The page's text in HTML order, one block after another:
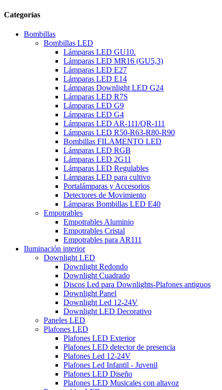
Categorías
Bombillas
Bombillas LED
Lámparas LED GU10.
Lámparas LED MR16 (GU5,3)
Lámparas LED E27
Lámparas LED E14
Lámparas Downlight LED G24
Lámparas LED R7S
Lámparas LED G9
Lámparas LED G4
Lámparas LED AR-111/QR-111
Lámparas LED R50-R63-R80-R90
Bombillas FILAMENTO LED
Lámparas LED RGB
Lámparas LED 2G11
Lámparas LED Regulables
Lámparas LED para cultivo
Portalámparas y Accesorios
Detectores de Movimiento
Lámparas Bombillas LED E40
Empotrables
Empotrables Aluminio
Empotrables Cristal
Empotrables para AR111
Iluminación interior
Downlight LED
Downlight Redondo
Downlight Cuadrado
Discos Led para Downlights-Plafones antiguos
Downlight Panel
Downlight Led 12-24V
Downlight LED Decorativo
Paneles LED
Plafones LED
Plafones LED Exterior
Plafones LED detector de presencia
Plafones Led 12-24V
Plafones Led Infantil - Juvenil
Plafones LED Diseño
Plafones LED Musicales con altavoz